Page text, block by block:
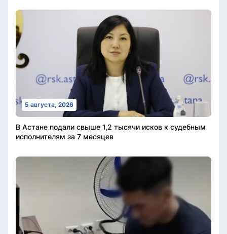
5 августа, 2026
В Астане подали свыше 1,2 тысячи исков к судебным
исполнителям за 7 месяцев